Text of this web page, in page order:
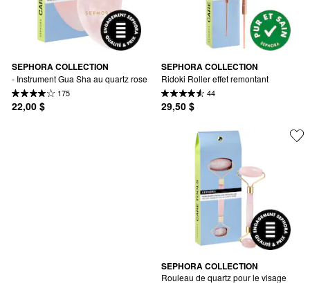
SEPHORA COLLECTION
- Instrument Gua Sha au quartz rose
175
22,00 $
SEPHORA COLLECTION
Ridoki Roller effet remontant
44
29,50 $
SEPHORA COLLECTION
Rouleau de quartz pour le visage